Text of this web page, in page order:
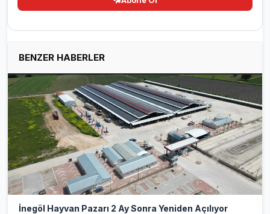
BENZER HABERLER
İnegöl Hayvan Pazarı 2 Ay Sonra Yeniden Açılıyor